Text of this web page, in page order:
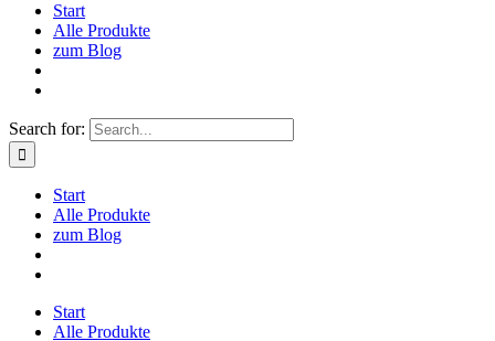
Start
Alle Produkte
zum Blog
Search for:
Start
Alle Produkte
zum Blog
Start
Alle Produkte